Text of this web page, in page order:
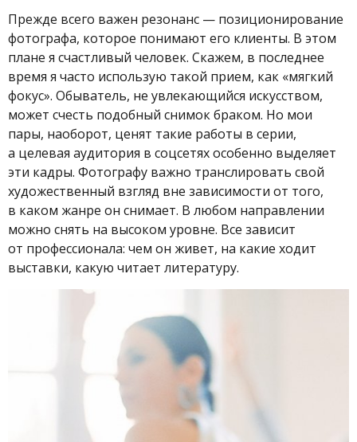
Прежде всего важен резонанс — позиционирование
фотографа, которое понимают его клиенты. В этом
плане я счастливый человек. Скажем, в последнее
время я часто использую такой прием, как «мягкий
фокус». Обыватель, не увлекающийся искусством,
может счесть подобный снимок браком. Но мои
пары, наоборот, ценят такие работы в серии,
а целевая аудитория в соцсетях особенно выделяет
эти кадры. Фотографу важно транслировать свой
художественный взгляд вне зависимости от того,
в каком жанре он снимает. В любом направлении
можно снять на высоком уровне. Все зависит
от профессионала: чем он живет, на какие ходит
выставки, какую читает литературу.